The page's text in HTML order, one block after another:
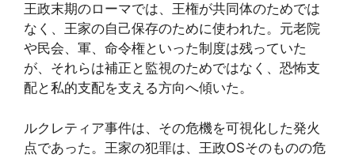
王政末期のローマでは、王権が共同体のためでは
なく、王家の自己保存のために使われた。元老院
や民会、軍、命令権といった制度は残っていた
が、それらは補正と監視のためではなく、恐怖支
配と私的支配を支える方向へ傾いた。
ルクレティア事件は、その危機を可視化した発火
点であった。王家の犯罪は、王政OSそのものの危